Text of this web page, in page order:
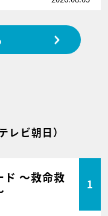
テレビ朝日）
ド ～救命救
1